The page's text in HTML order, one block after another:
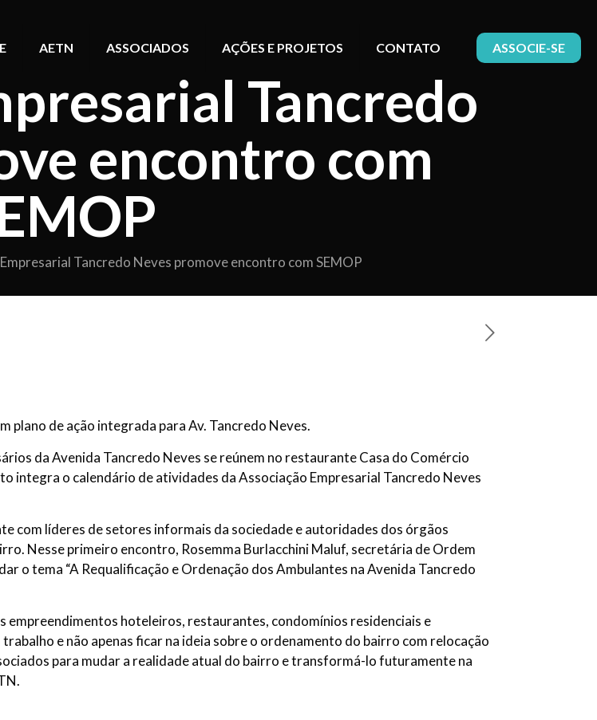
AETN ASSOCIADOS AÇÕES E PROJETOS CONTATO ASSOCIE-SE
Tancredo
encontro com
Tancredo Neves promove encontro com SEMOP
plano de ação integrada para Av. Tancredo Neves.
da Avenida Tancredo Neves se reúnem no restaurante Casa do Comércio
integra o calendário de atividades da Associação Empresarial Tancredo Neves
com líderes de setores informais da sociedade e autoridades dos órgãos
Nesse primeiro encontro, Rosemma Burlacchini Maluf, secretária de Ordem
o tema “A Requalificação e Ordenação dos Ambulantes na Avenida Tancredo
hoteleiros, restaurantes, condomínios residenciais e
e não apenas ficar na ideia sobre o ordenamento do bairro com relocação
para mudar a realidade atual do bairro e transformá-lo futuramente na